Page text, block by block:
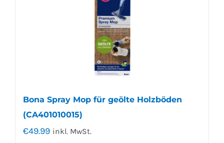
Bona Spray Mop für geölte Holzböden
(CA401010015)
€49.99 inkl. MwSt.